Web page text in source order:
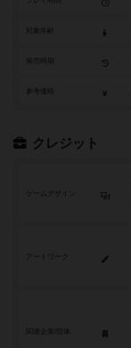
参考価格
クレジット
ゲームデザイン
アートワーク